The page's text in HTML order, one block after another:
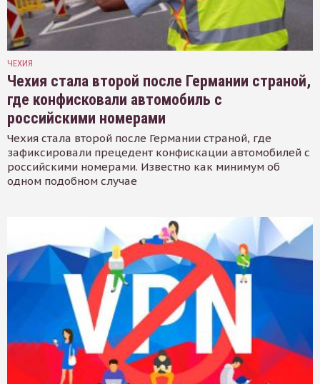
ЧЕХИЯ
Чехия стала второй после Германии страной,
где конфисковали автомобиль с
российскими номерами
Чехия стала второй после Германии страной, где
зафиксировали прецедент конфискации автомобилей с
российскими номерами. Известно как минимум об
одном подобном случае